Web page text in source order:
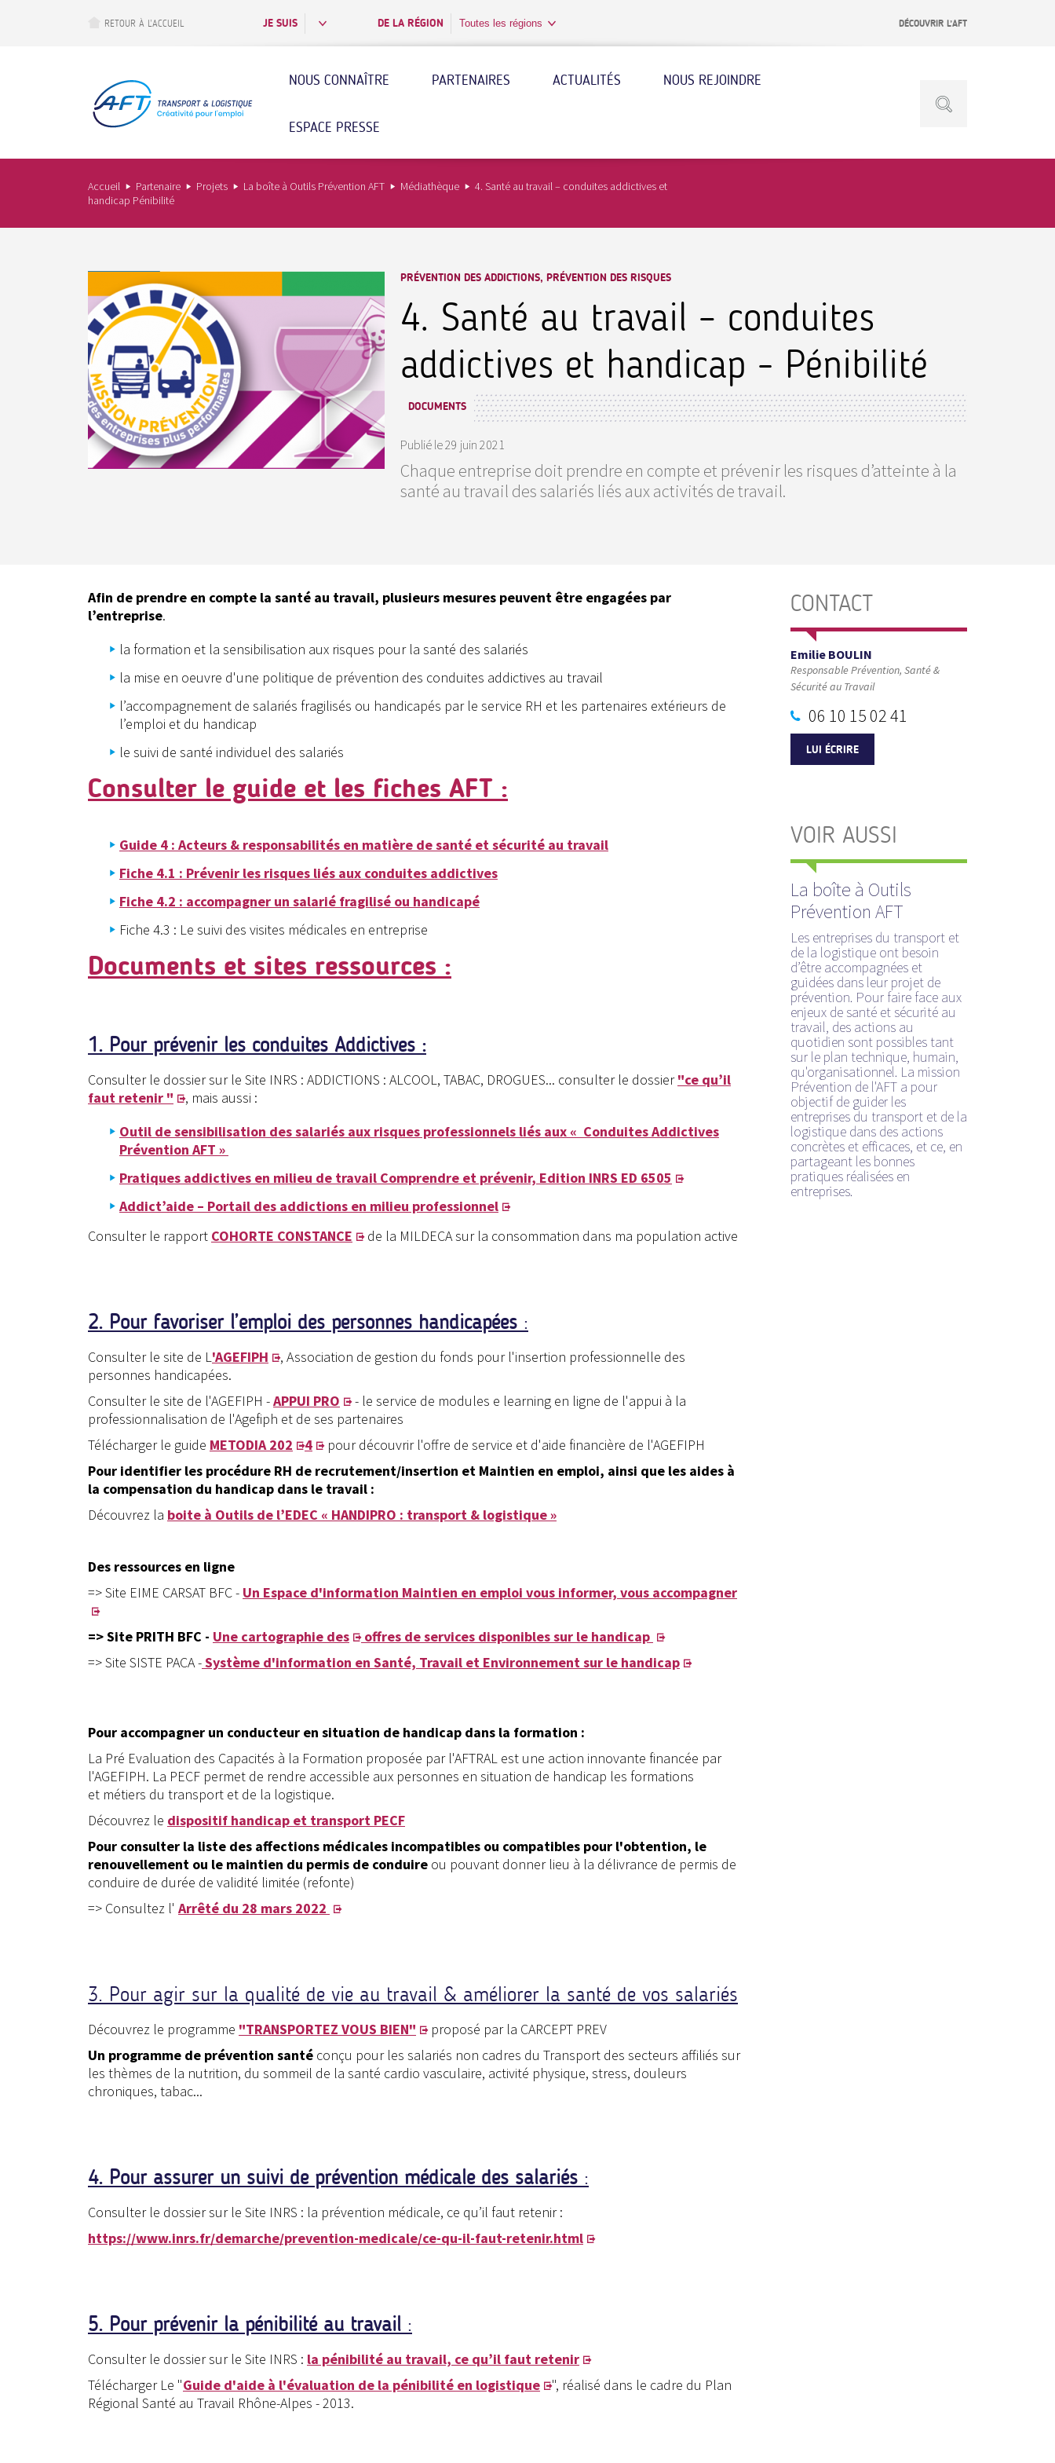
RETOUR À L’ACCUEIL JE SUIS DE LA RÉGION Toutes les régions DÉCOUVRIR L’AFT
NOUS CONNAÎTRE PARTENAIRES ACTUALITÉS NOUS REJOINDRE
ESPACE PRESSE
Accueil Partenaire Projets La boîte à Outils Prévention AFT Médiathèque
4. Santé au travail – conduites addictives et
handicap Pénibilité
PRÉVENTION DES ADDICTIONS, PRÉVENTION DES RISQUES
4. Santé au travail – conduites
addictives et handicap - Pénibilité
DOCUMENTS
Publié le29 juin 2021
Chaque entreprise doit prendre en compte et prévenir les risques d’atteinte à la
santé au travail des salariés liés aux activités de travail.
Afin de prendre en compte la santé au travail, plusieurs mesures peuvent être engagées par
l’entreprise.
la formation et la sensibilisation aux risques pour la santé des salariés
la mise en oeuvre d'une politique de prévention des conduites addictives au travail
l’accompagnement de salariés fragilisés ou handicapés par le service RH et les partenaires extérieurs de
l’emploi et du handicap
le suivi de santé individuel des salariés
Consulter le guide et les fiches AFT :
Guide 4 : Acteurs & responsabilités en matière de santé et sécurité au travail
Fiche 4.1 : Prévenir les risques liés aux conduites addictives
Fiche 4.2 : accompagner un salarié fragilisé ou handicapé
Fiche 4.3 : Le suivi des visites médicales en entreprise
Documents et sites ressources :
1. Pour prévenir les conduites Addictives :
Consulter le dossier sur le Site INRS : ADDICTIONS : ALCOOL, TABAC, DROGUES... consulter le dossier"ce qu’il
faut retenir "
, mais aussi :
Outil de sensibilisation des salariés aux risques professionnels liés aux « Conduites Addictives
Prévention AFT »
Pratiques addictives en milieu de travail Comprendre et prévenir, Edition INRS ED 6505
Addict’aide – Portail des addictions en milieu professionnel
Consulter le rapport COHORTE CONSTANCE de la MILDECA sur la consommation dans ma population active
2. Pour favoriser l’emploi des personnes handicapées :
Consulter le site de L'AGEFIPH
, Association de gestion du fonds pour l'insertion professionnelle des
personnes handicapées.
Consulter le site de l'AGEFIPH -APPUI PRO
- le service de modules e learning en ligne de l'appui à la
professionnalisation de l'Agefiph et de ses partenaires
Télécharger le guide METODIA 202 4
pour découvrir l'offre de service et d'aide financière de l'AGEFIPH
Pour identifier les procédure RH de recrutement/insertion et Maintien en emploi, ainsi que les aides à
la compensation du handicap dans le travail :
Découvrez la boite à Outils de l’EDEC « HANDIPRO : transport & logistique »
Des ressources en ligne
=> Site EIME CARSAT BFC - Un Espace d'information Maintien en emploi vous informer, vous accompagner
=> Site PRITH BFC - Une cartographie des
offres de services disponibles sur le handicap
=> Site SISTE PACA -Système d'information en Santé, Travail et Environnement sur le handicap
Pour accompagner un conducteur en situation de handicap dans la formation :
La Pré Evaluation des Capacités à la Formation proposée par l'AFTRAL est une action innovante financée par
l'AGEFIPH. La PECF permet de rendre accessible aux personnes en situation de handicap les formations
et métiers du transport et de la logistique.
Découvrez le dispositif handicap et transport PECF
Pour consulter la liste des affections médicales incompatibles ou compatibles pour l'obtention, le
renouvellement ou le maintien du permis de conduire ou pouvant donner lieu à la délivrance de permis de
conduire de durée de validité limitée (refonte)
=> Consultez l' Arrêté du 28 mars 2022
3. Pour agir sur la qualité de vie au travail & améliorer la santé de vos salariés
Découvrez le programme "TRANSPORTEZ VOUS BIEN"
proposé par la CARCEPT PREV
Un programme de prévention santé conçu pour les salariés non cadres du Transport des secteurs affiliés sur
les thèmes de la nutrition, du sommeil de la santé cardio vasculaire, activité physique, stress, douleurs
chroniques, tabac...
4. Pour assurer un suivi de prévention médicale des salariés :
Consulter le dossier sur le Site INRS : la prévention médicale, ce qu’il faut retenir :
https://www.inrs.fr/demarche/prevention-medicale/ce-qu-il-faut-retenir.html
5. Pour prévenir la pénibilité au travail :
Consulter le dossier sur le Site INRS : la pénibilité au travail, ce qu’il faut retenir
Télécharger Le "Guide d'aide à l'évaluation de la pénibilité en logistique
", réalisé dans le cadre du Plan
Régional Santé au Travail Rhône-Alpes - 2013.
CONTACT
Emilie BOULIN
Responsable Prévention, Santé &
Sécurité au Travail
06 10 15 02 41
LUI ÉCRIRE
VOIR AUSSI
La boîte à Outils
Prévention AFT
Les entreprises du transport et
de la logistique ont besoin
d’être accompagnées et
guidées dans leur projet de
prévention. Pour faire face aux
enjeux de santé et sécurité au
travail, des actions au
quotidien sont possibles tant
sur le plan technique, humain,
qu'organisationnel. La mission
Prévention de l'AFT a pour
objectif de guider les
entreprises du transport et de la
logistique dans des actions
concrètes et efficaces, et ce, en
partageant les bonnes
pratiques réalisées en
entreprises.